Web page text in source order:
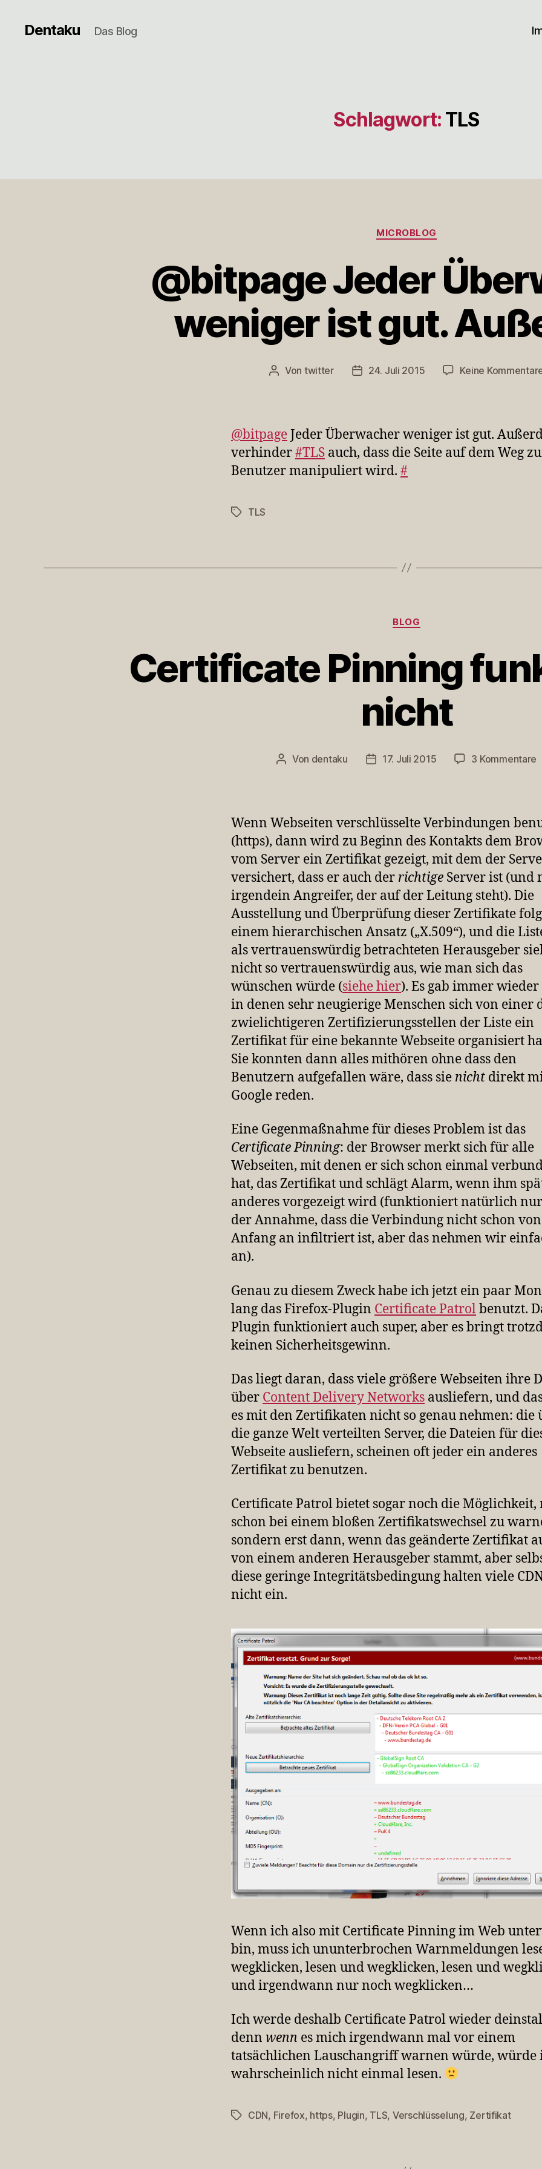
Dentaku Das Blog
Schlagwort: TLS
Kategorien
MICROBLOG
@bitpage Jeder
weniger ist gut.
Beitragsautor
Von twitter Veröffentlichungsdatum
24. Juli 2015 Keine
@bitpageJeder Überwacher weniger ist gut.
verhinder#TLS auch, dass die Seite auf dem Weg
Benutzer manipuliert wird. #
Schlagwörter
TLS
Kategorien
BLOG
Certificate Pinning
nicht
Beitragsautor
Von dentaku Veröffentlichungsdatum
17. Juli 2015 3 Kommentare
Wenn Webseiten verschlüsselte Verbindungen
(https), dann wird zu Beginn des Kontakts dem
vom Server ein Zertifikat gezeigt, mit dem der
versichert, dass er auch der richtige Server ist (und
irgendein Angreifer, der auf der Leitung steht). Die
Ausstellung und Überprüfung dieser Zertifikate
einem hierarchischen Ansatz („X.509“), und die
als vertrauenswürdig betrachteten Herausgeber
nicht so vertrauenswürdig aus, wie man sich das
wünschen würde (siehe hier). Es gab immer wieder
in denen sehr neugierige Menschen sich von einer
zwielichtigeren Zertifizierungsstellen der Liste ein
Zertifikat für eine bekannte Webseite organisiert
Sie konnten dann alles mithören ohne dass den
Benutzern aufgefallen wäre, dass sie nicht direkt
Google reden.
Eine Gegenmaßnahme für dieses Problem ist das
Certificate Pinning: der Browser merkt sich für alle
Webseiten, mit denen er sich schon einmal
hat, das Zertifikat und schlägt Alarm, wenn ihm
anderes vorgezeigt wird (funktioniert natürlich
der Annahme, dass die Verbindung nicht schon von
Anfang an infiltriert ist, aber das nehmen wir
an).
Genau zu diesem Zweck habe ich jetzt ein paar
lang das Firefox-Plugin Certificate Patrolbenutzt.
Plugin funktioniert auch super, aber es bringt
keinen Sicherheitsgewinn.
Das liegt daran, dass viele größere Webseiten ihre
über Content Delivery Networks ausliefern, und
es mit den Zertifikaten nicht so genau nehmen: die
die ganze Welt verteilten Server, die Dateien für
Webseite ausliefern, scheinen oft jeder ein anderes
Zertifikat zu benutzen.
Certificate Patrol bietet sogar noch die Möglichkeit,
schon bei einem bloßen Zertifikatswechsel zu
sondern erst dann, wenn das geänderte Zertifikat
von einem anderen Herausgeber stammt, aber
diese geringe Integritätsbedingung halten viele
nicht ein.
Wenn ich also mit Certificate Pinning im Web
bin, muss ich ununterbrochen Warnmeldungen
wegklicken, lesen und wegklicken, lesen und
und irgendwann nur noch wegklicken…
Ich werde deshalb Certificate Patrol wieder
denn wenn es mich irgendwann mal vor einem
tatsächlichen Lauschangriff warnen würde, würde
wahrscheinlich nicht einmal lesen.
Schlagwörter
CDN, Firefox, https, Plugin, TLS, Verschlüsselung, Zertifikat